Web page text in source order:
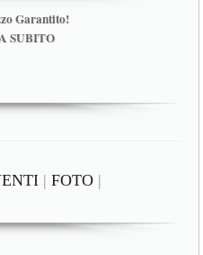
Garantito!
SUBITO
|FOTO |